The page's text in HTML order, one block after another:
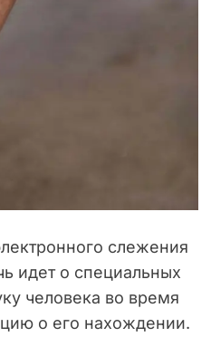
слежения
идет о специальных
человека во время
о его нахождении.